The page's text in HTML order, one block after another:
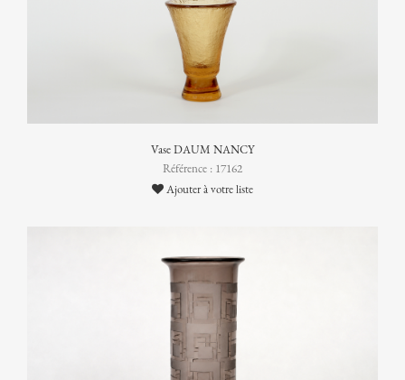
Vase DAUM NANCY
Référence : 17162
Ajouter à votre liste